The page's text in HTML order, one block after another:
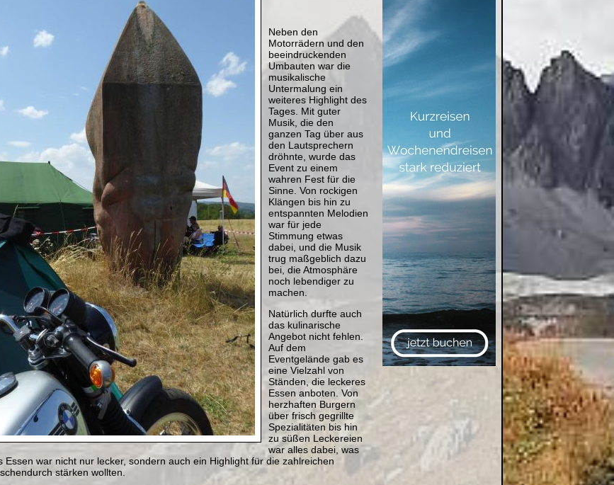
Neben den
Motorrädern und den
beeindruckenden
Umbauten war die
musikalische
Untermalung ein
weiteres Highlight des
Tages. Mit guter
Musik, die den
ganzen Tag über aus
den Lautsprechern
dröhnte, wurde das
Event zu einem
wahren Fest für die
Sinne. Von rockigen
Klängen bis hin zu
entspannten Melodien
war für jede
Stimmung etwas
dabei, und die Musik
trug maßgeblich dazu
bei, die Atmosphäre
noch lebendiger zu
machen.
Natürlich durfte auch
das kulinarische
Angebot nicht fehlen.
Auf dem
Eventgelände gab es
eine Vielzahl von
Ständen, die leckeres
Essen anboten. Von
herzhaften Burgern
über frisch gegrillte
Spezialitäten bis hin
zu süßen Leckereien
war alles dabei, was
Essen war nicht nur lecker, sondern auch ein Highlight für die zahlreichen
stärken wollten.